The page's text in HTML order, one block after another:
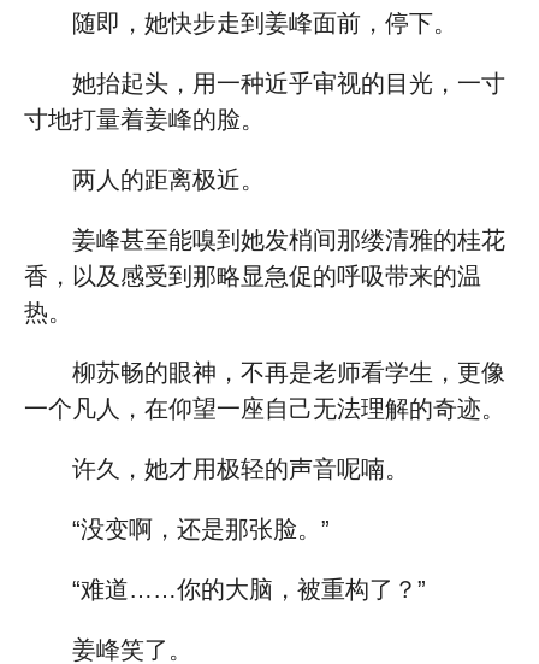
随即，她快步走到姜峰面前，停下。
她抬起头，用一种近乎审视的目光，一寸
寸地打量着姜峰的脸。
两人的距离极近。
姜峰甚至能嗅到她发梢间那缕清雅的桂花
香，以及感受到那略显急促的呼吸带来的温
热。
柳苏畅的眼神，不再是老师看学生，更像
一个凡人，在仰望一座自己无法理解的奇迹。
许久，她才用极轻的声音呢喃。
“没变啊，还是那张脸。”
“难道……你的大脑，被重构了？”
姜峰笑了。